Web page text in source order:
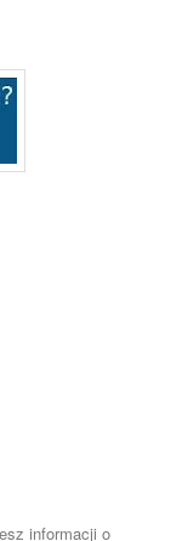
informacji o